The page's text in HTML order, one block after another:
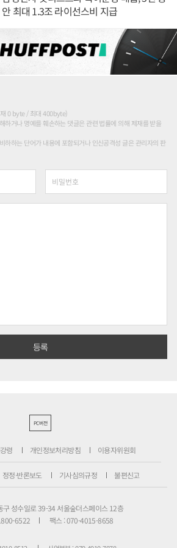
안 최대 1.3조 라이선스비 지급
0 byte / 최대 400byte)
하거나 명예를 훼손하는 댓글은 관련 법률에 의해 제재를 받을
하하는 단어가 내용에 포함되거나 인신공격성 글은 관리자의 판
PC버전
령 개인정보처리방침 이용자위원회
정정·반론보도 기사심의규정 불편신고
구 성수일로 39-34 서울숲더스페이스 12층
6522
팩스 : 070-4015-8658